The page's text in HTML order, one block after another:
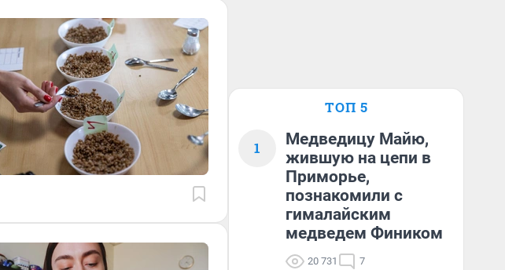
ТОП 5
1
Медведицу Майю,
жившую на цепи в
Приморье,
познакомили с
гималайским
медведем Фиником
20 731 7